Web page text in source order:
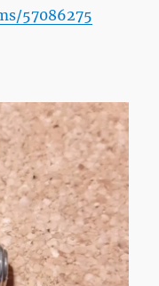
57086275